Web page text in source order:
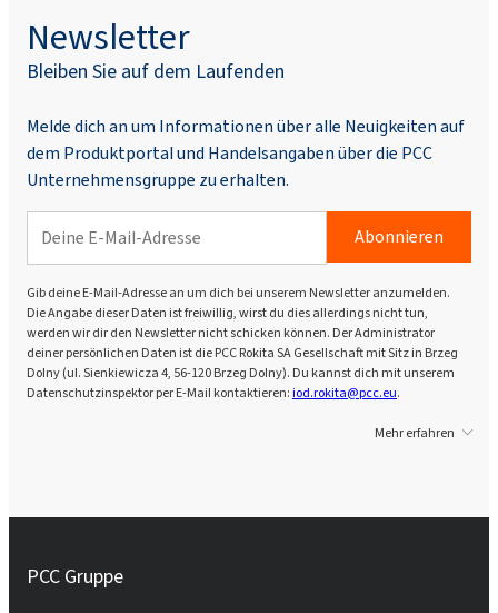
Newsletter
Bleiben Sie auf dem Laufenden
Melde dich an um Informationen über alle Neuigkeiten auf
dem Produktportal und Handelsangaben über die PCC
Unternehmensgruppe zu erhalten.
Abonnieren
Gib deine E-Mail-Adresse an um dich bei unserem Newsletter anzumelden.
Die Angabe dieser Daten ist freiwillig, wirst du dies allerdings nicht tun,
werden wir dir den Newsletter nicht schicken können. Der Administrator
deiner persönlichen Daten ist die PCC Rokita SA Gesellschaft mit Sitz in Brzeg
Dolny (ul. Sienkiewicza 4, 56-120 Brzeg Dolny). Du kannst dich mit unserem
Datenschutzinspektor per E-Mail kontaktieren:iod.rokita@pcc.eu.
Mehr erfahren
PCC Gruppe